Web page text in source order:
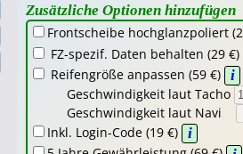
Zusätzliche Optionen hinzufügen
Frontscheibe hochglanzpoliert
FZ-spezif. Daten behalten (29 €)
Reifengröße anpassen (59 €) i
Geschwindigkeit laut Tacho
Geschwindigkeit laut Navi
Inkl. Login-Code (19 €) i